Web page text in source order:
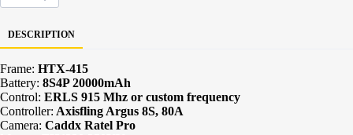
DESCRIPTION
Frame: HTX-415
Battery: 8S4P 20000mAh
Control: ERLS 915 Mhz or custom frequency
Controller: Axisfling Argus 8S, 80A
Camera: Caddx Ratel Pro